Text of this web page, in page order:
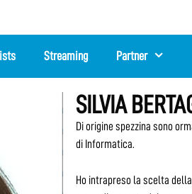
Streaming Partner
SILVIA
Di origine spezzina sono
di Informatica.
Ho intrapreso la scelta